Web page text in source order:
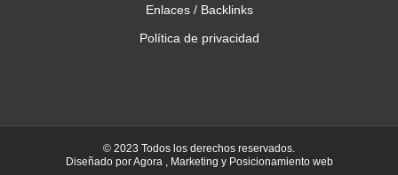
Enlaces / Backlinks
Política de privacidad
© 2023 Todos los derechos reservados.
Diseñado porAgora , Marketing y Posicionamiento web